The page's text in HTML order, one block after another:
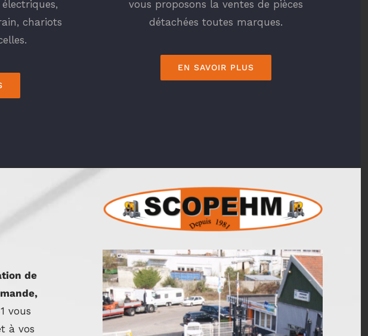
chariots
vous proposons la ventes de pièces
détachées toutes marques.
EN SAVOIR PLUS
de
vous
à vos